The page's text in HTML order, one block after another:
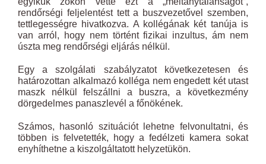
rendőrségi feljelentést tett a buszvezetővel szemben,
tettlegességre hivatkozva. A kollégának két tanúja is
van arról, hogy nem történt fizikai inzultus, ám nem
úszta meg rendőrségi eljárás nélkül.
Egy a szolgálati szabályzatot következetesen és
határozottan alkalmazó kolléga nem engedett két utast
maszk nélkül felszállni a buszra, a következmény
dörgedelmes panaszlevél a főnökének.
Számos, hasonló szituációt lehetne felvonultatni, és
többen is felvetették, hogy a fedélzeti kamera sokat
enyhíthetne a kiszolgáltatott helyzetükön.